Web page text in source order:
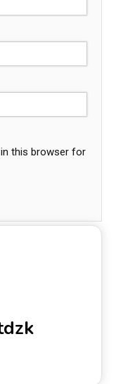
this browser for